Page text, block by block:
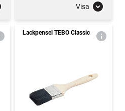
Visa
Lackpensel TEBO Classic